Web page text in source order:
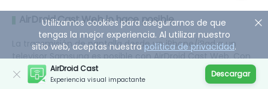
AirDroid Cast Web lo hace posible.
La transmisión de pantalla desde un iPhone/iPad a un
televisor Samsung es posible con AirDroid Cast Web. Con
un navegador compatible instalado (Chrome, Safari, MS
Edge, etc.), podrás hacerlo sin cables. Es un método muy
AirDroid Cast
Experiencia visual impactante
Descargar
Utilizamos cookies para asegurarnos de que
tengas la mejor experiencia. Al utilizar nuestro
sitio web, aceptas nuestra política de privacidad.